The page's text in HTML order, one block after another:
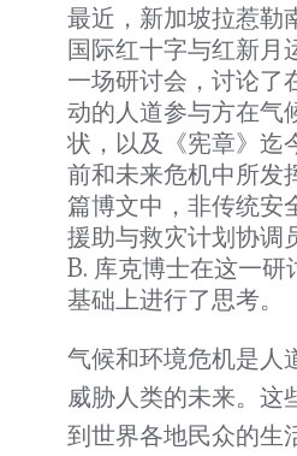
最近，新加坡拉惹勒
国际红十字与红新月
一场研讨会，讨论了
动的人道参与方在气
状，以及《宪章》迄
前和未来危机中所发
篇博文中，非传统安
援助与救灾计划协调
B. 库克博士在这一研
基础上进行了思考。
气候和环境危机是人
威胁人类的未来。这
到世界各地民众的生